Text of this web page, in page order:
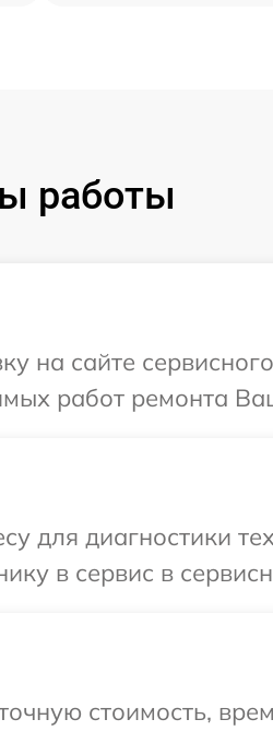
работы
на сайте
работ ремонта
для диагностики
в сервис в
стоимость,